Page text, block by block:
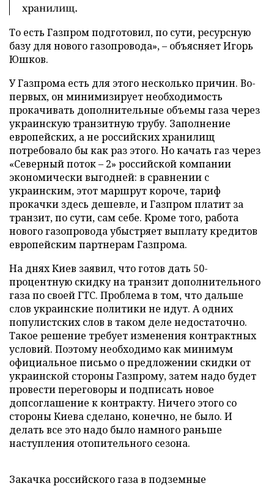
хранилищ.
То есть Газпром подготовил, по сути, ресурсную
базу для нового газопровода», – объясняет Игорь
Юшков.
У Газпрома есть для этого несколько причин. Во-
первых, он минимизирует необходимость
прокачивать дополнительные объемы газа через
украинскую транзитную трубу. Заполнение
европейских, а не российских хранилищ
потребовало бы как раз этого. Но качать газ через
«Северный поток – 2» российской компании
экономически выгодней: в сравнении с
украинским, этот маршрут короче, тариф
прокачки здесь дешевле, и Газпром платит за
транзит, по сути, сам себе. Кроме того, работа
нового газопровода убыстряет выплату кредитов
европейским партнерам Газпрома.
На днях Киев заявил, что готов дать 50-
процентную скидку на транзит дополнительного
газа по своей ГТС. Проблема в том, что дальше
слов украинские политики не идут. А одних
популистских слов в таком деле недостаточно.
Такое решение требует изменения контрактных
условий. Поэтому необходимо как минимум
официальное письмо о предложении скидки от
украинской стороны Газпрому, затем надо будет
провести переговоры и подписать новое
допсоглашение к контракту. Ничего этого со
стороны Киева сделано, конечно, не было. И
делать все это надо было намного раньше
наступления отопительного сезона.
Закачка российского газа в подземные